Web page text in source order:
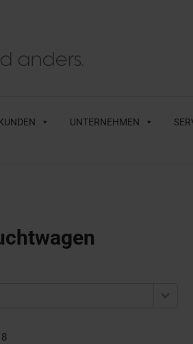
UNTERNEHMEN